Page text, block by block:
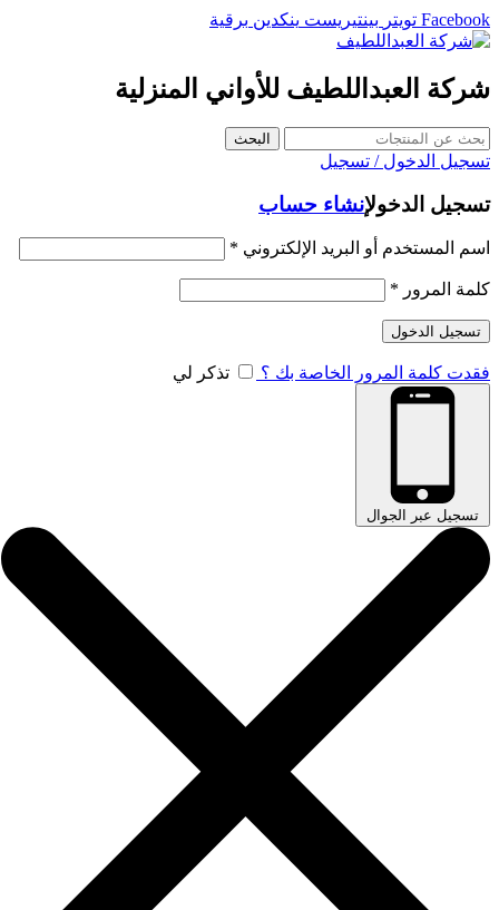
Facebook تويتر بينتيريست ينكدين برقية
شركة العبداللطيف للأواني المنزلية
البحث
تسجيل الدخول / تسجيل
تسجيل الدخولإنشاء حساب
اسم المستخدم أو البريد الإلكتروني *
كلمة المرور *
تسجيل الدخول
فقدت كلمة المرور الخاصة بك ؟ تذكر لي
تسجيل عبر الجوال